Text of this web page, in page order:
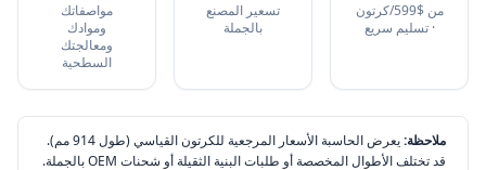
من $599/كرتون
· تسليم سريع
تسعير المصنع
بالجملة
مواصفاتك
وموادك
ومعالجتك
السطحية
ملاحظة:
يعرض الحاسبة الأسعار المرجعية للكرتون القياسي (طول 914 مم).
قد تختلف الأطوال المخصصة أو طلبات البنية الثقيلة أو شحنات OEM بالجملة.